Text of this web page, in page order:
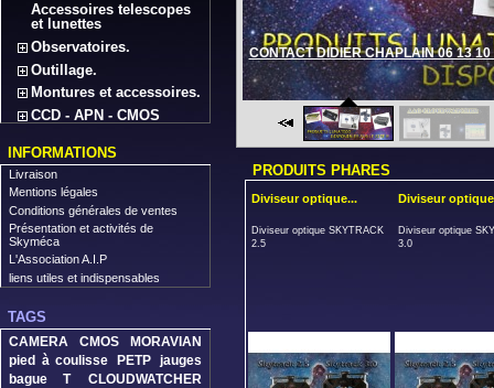
Accessoires telescopes
et lunettes
Observatoires.
Outillage.
Montures et accessoires.
CCD - APN - CMOS
INFORMATIONS
Livraison
Mentions légales
Conditions générales de ventes
Présentation et activités de
Skyméca
L'Association A.I.P
liens utiles et indispensables
TAGS
CAMERA CMOS MORAVIAN
pied à coulisse
PETP jauges
bague T
CLOUDWATCHER
CONTACT DIDIER CHAPLAIN 06 13 10
PRODUITS PHARES
Diviseur optique...
Diviseur optique SKYTRACK
2.5
Diviseur
Diviseur optique
3.0